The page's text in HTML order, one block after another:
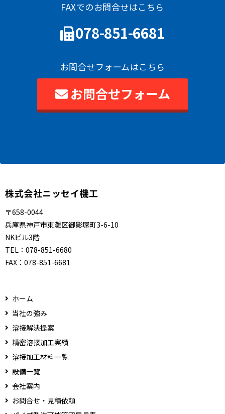
FAXでのお問合せはこちら
078-851-6681
お問合せフォームはこちら
お問合せフォーム
株式会社ニッセイ機工
〒658-0044
兵庫県神戸市東灘区御影塚町3-6-10
NKビル3階
TEL： 078-851-6680
FAX： 078-851-6681
ホーム
当社の強み
溶接解決提案
精密溶接加工実績
溶接加工材料一覧
設備一覧
会社案内
お問合せ・見積依頼